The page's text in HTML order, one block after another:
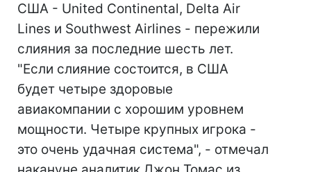
США - United Continental, Delta Air
Lines и Southwest Airlines - пережили
слияния за последние шесть лет.
"Если слияние состоится, в США
будет четыре здоровые
авиакомпании с хорошим уровнем
мощности. Четыре крупных игрока -
это очень удачная система", - отмечал